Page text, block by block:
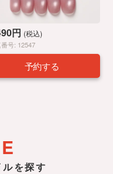
円 (税込)
号: 12547
予約する
を探す